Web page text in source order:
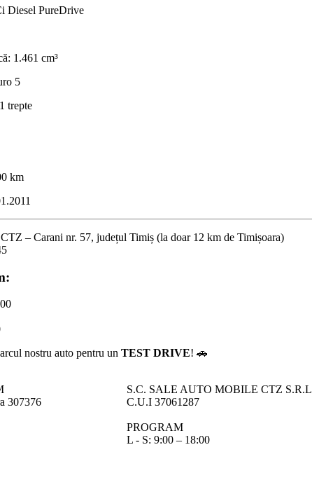
Diesel PureDrive
1.461 cm³
5
trepte
km
– Carani nr. 57, județul Timiș (la doar 12 km de Timișoara)
nostru auto pentru un TEST DRIVE! 🚗
307376
S.C. SALE AUTO MOBILE CTZ S.R.L
C.U.I 37061287
PROGRAM
L - S: 9:00 – 18:00